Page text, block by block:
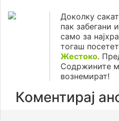
Доколку
пак забегани
само за
тогаш
Жестоко.
Содржините
вознемират!
Коментирај